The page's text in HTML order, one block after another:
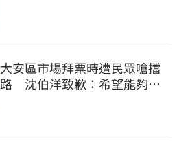
大安區市場拜票時遭民眾嗆擋
路 沈伯洋致歉：希望能夠精